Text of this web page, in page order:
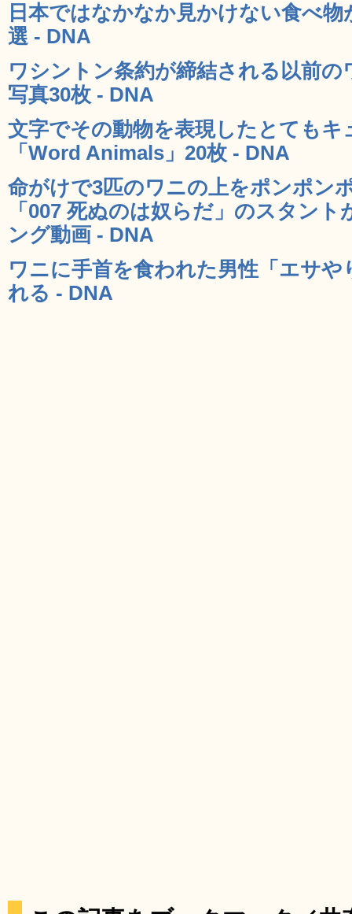
日本ではなかなか見かけない食べ
選 - DNA
ワシントン条約が締結される以前
写真30枚 - DNA
文字でその動物を表現したとても
「Word Animals」20枚 - DNA
命がけで3匹のワニの上をポンポン
「007 死ぬのは奴らだ」のスタン
ング動画 - DNA
ワニに手首を食われた男性「エサや
れる - DNA